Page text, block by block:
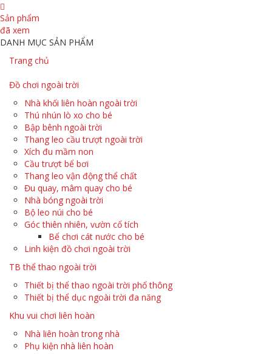
Sản phẩm
đã xem
DANH MỤC SẢN PHẨM
Trang chủ
Đồ chơi ngoài trời
Nhà khối liên hoàn ngoài trời
Thú nhún lò xo cho bé
Bập bênh ngoài trời
Thang leo cầu trượt ngoài trời
Xích đu mầm non
Cầu trượt bể bơi
Thang leo vận động thể chất
Đu quay, mâm quay cho bé
Nhà bóng ngoài trời
Bộ leo núi cho bé
Góc thiên nhiên, vườn cổ tích
Bể chơi cát nước cho bé
Linh kiện đồ chơi ngoài trời
TB thể thao ngoài trời
Thiết bị thể thao ngoài trời phổ thông
Thiết bị thể dục ngoài trời đa năng
Khu vui chơi liên hoàn
Nhà liên hoàn trong nhà
Phụ kiện nhà liên hoàn